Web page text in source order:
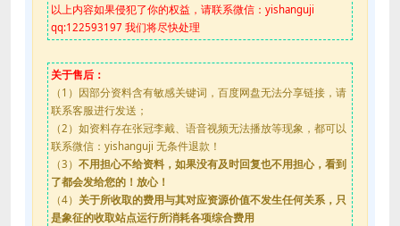
以上内容如果侵犯了你的权益，请联系微信：yishanguji
qq:122593197 我们将尽快处理
关于售后：
（1）因部分资料含有敏感关键词，百度网盘无法分享链接，请
联系客服进行发送；
（2）如资料存在张冠李戴、语音视频无法播放等现象，都可以
联系微信：yishanguji 无条件退款！
（3） 不用担心不给资料，如果没有及时回复也不用担心，看到
了都会发给您的！放心！
（4） 关于所收取的费用与其对应资源价值不发生任何关系，只
是象征的收取站点运行所消耗各项综合费用